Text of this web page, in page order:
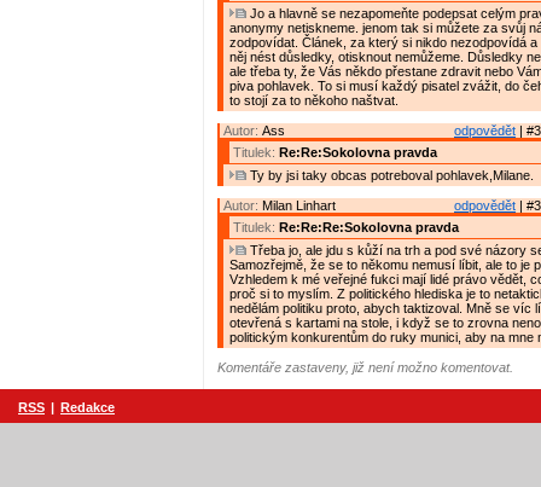
Jo a hlavně se nezapomeňte podepsat celým
anonymy netiskneme. jenom tak si můžete za svůj
zodpovídat. Článek, za který si nikdo nezodpovídá
něj nést důsledky, otisknout nemůžeme. Důsledky
ale třeba ty, že Vás někdo přestane zdravit nebo
piva pohlavek. To si musí každý pisatel zvážit, do
to stojí za to někoho naštvat.
odpovědět |
Autor: Ass
Titulek: Re:Re:Sokolovna pravda
Ty by jsi taky obcas potreboval pohlavek,Milane.
odpovědět |
Autor: Milan Linhart
Titulek: Re:Re:Re:Sokolovna pravda
Třeba jo, ale jdu s kůží na trh a pod své názory
Samozřejmě, že se to někomu nemusí líbit, ale to je
Vzhledem k mé veřejné fukci mají lidé právo vědět,
proč si to myslím. Z politického hlediska je to
nedělám politiku proto, abych taktizoval. Mně se víc
otevřená s kartami na stole, i když se to zrovna
politickým konkurentům do ruky munici, aby na mne
Komentáře zastaveny, již není možno komentovat.
RSS | Redakce